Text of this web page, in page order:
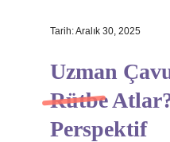
Tarih: Aralık 30, 2025
Uzman
Rütbe
Perspektif